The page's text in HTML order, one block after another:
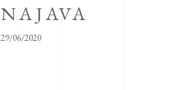
NAJAVA
29/06/2020